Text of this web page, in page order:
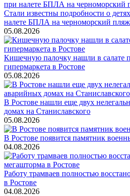
Стали известны подробности о
налете БПЛА на черноморский пляж
05.08.2026
Кишечную палочку нашли в салате
гипермаркета в Ростове
05.08.2026
В Ростове нашли еще двух
домах на Станиславского
05.08.2026
В Ростове появится памятник
04.08.2026
Работу трамваев полностью
в Ростове
04.08.2026